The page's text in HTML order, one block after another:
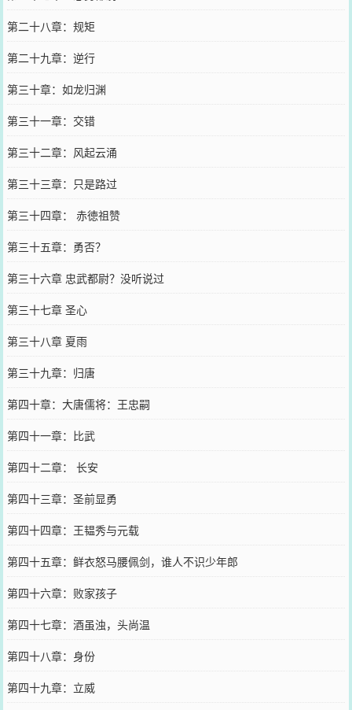
第二十八章：规矩
第二十九章：逆行
第三十章：如龙归渊
第三十一章：交错
第三十二章：风起云涌
第三十三章：只是路过
第三十四章： 赤徳祖赞
第三十五章：勇否？
第三十六章 忠武都尉？没听说过
第三十七章 圣心
第三十八章 夏雨
第三十九章：归唐
第四十章：大唐儒将：王忠嗣
第四十一章：比武
第四十二章： 长安
第四十三章：圣前显勇
第四十四章：王韫秀与元载
第四十五章：鲜衣怒马腰佩剑，谁人不识少年郎
第四十六章：败家孩子
第四十七章：酒虽浊，头尚温
第四十八章：身份
第四十九章：立威